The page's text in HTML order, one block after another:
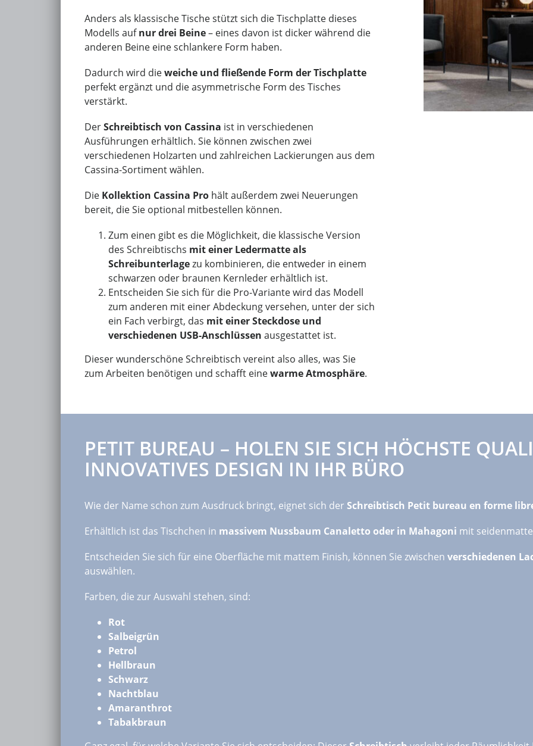
Anders als klassische Tische stützt sich die Tischplatte dieses
Modells aufnur drei Beine– eines davon ist dicker während die
anderen Beine eine schlankere Form haben.
Dadurch wird dieweiche und fließende Form der Tischplatte
perfekt ergänzt und die asymmetrische Form des Tisches
verstärkt.
DerSchreibtisch von Cassina ist in verschiedenen
Ausführungen erhältlich. Sie können zwischen zwei
verschiedenen Holzarten und zahlreichen Lackierungen aus dem
Cassina-Sortiment wählen.
Die Kollektion Cassina Pro hält außerdem zwei Neuerungen
bereit, die Sie optional mitbestellen können.
Zum einen gibt es die Möglichkeit, die klassische Version
des Schreibtischs mit einer Ledermatte als
Schreibunterlagezu kombinieren, die entweder in einem
schwarzen oder braunen Kernleder erhältlich ist.
Entscheiden Sie sich für die Pro-Variante wird das Modell
zum anderen mit einer Abdeckung versehen, unter der sich
ein Fach verbirgt, das mit einer Steckdose und
verschiedenen USB-Anschlüssen ausgestattet ist.
Dieser wunderschöne Schreibtisch vereint also alles, was Sie
zum Arbeiten benötigen und schafft einewarme Atmosphäre.
PETIT BUREAU – HOLEN SIE SICH HÖCHSTE
INNOVATIVES DESIGN IN IHR BÜRO
Wie der Name schon zum Ausdruck bringt, eignet sich der Schreibtisch Petit bureau en forme
Erhältlich ist das Tischchen in massivem Nussbaum Canaletto oder in Mahagoni mit
Entscheiden Sie sich für eine Oberfläche mit mattem Finish, können Sie zwischen verschiedenen
auswählen.
Farben, die zur Auswahl stehen, sind:
Rot
Salbeigrün
Petrol
Hellbraun
Schwarz
Nachtblau
Amaranthrot
Tabakbraun